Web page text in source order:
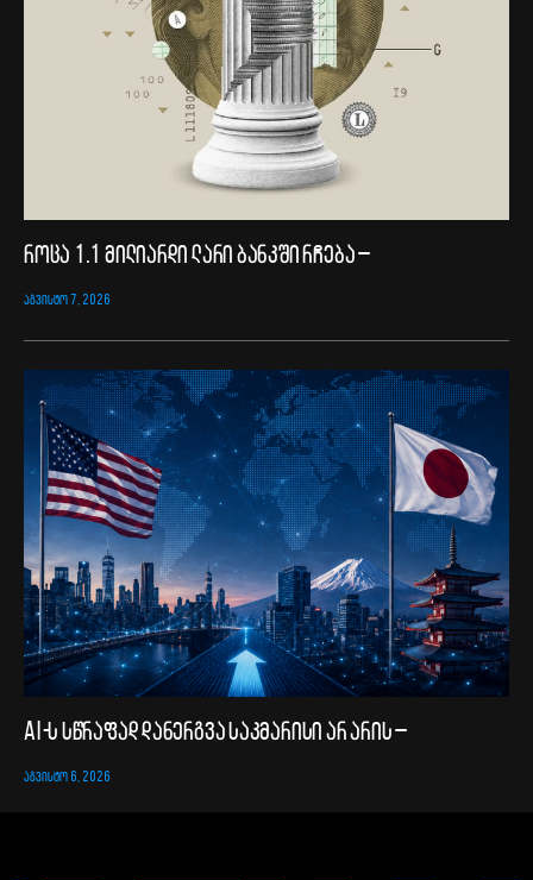
როცა 1.1 მილიარდი ლარი ბანკში რჩება –
ᲐᲒᲕᲘᲡᲢᲝ 7, 2026
AI-ს სწრაფად დანერგვა საკმარისი არ არის –
ᲐᲒᲕᲘᲡᲢᲝ 6, 2026